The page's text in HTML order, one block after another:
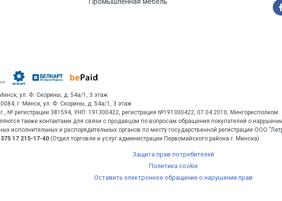
ул. Ф. Скорины, д. 54а/1, 3 этаж
г. Минск, ул. Ф. Скорины, д. 54а/1, 3 этаж
№ регистрации 381594, УНП: 191300422, регистрация №191300422, 07.04.2010, Мингорисполком.
также контактами для связи с продавцом по вопросам обращения покупателей о нарушении
исполнительных и распорядительных органов по месту государственной регистрации ООО
17 215-17-40 (Отдел торговли и услуг администрации Первомайского района г. Минска)
Защита прав потребителей
Политика cookie
Оставить электронное обращение о нарушении прав